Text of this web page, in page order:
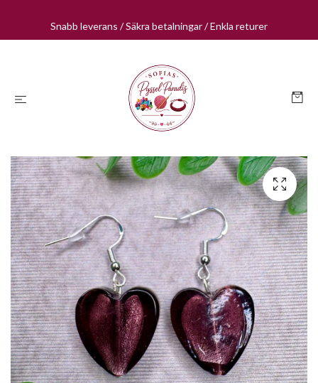
Snabb leverans / Säkra betalningar / Enkla returer